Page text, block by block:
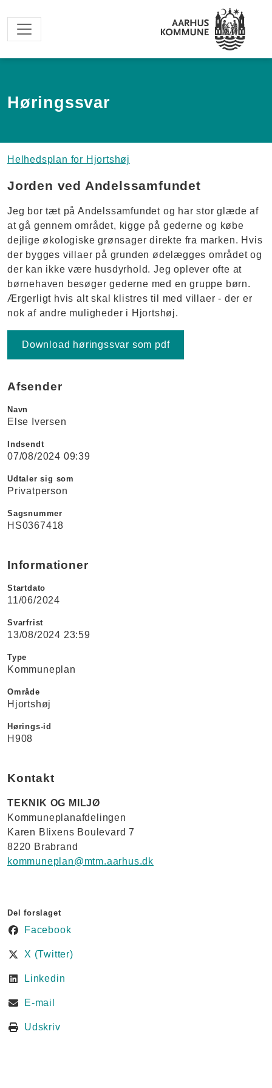
Høringssvar
Helhedsplan for Hjortshøj
Jorden ved Andelssamfundet
Jeg bor tæt på Andelssamfundet og har stor glæde af
at gå gennem området, kigge på gederne og købe
dejlige økologiske grønsager direkte fra marken. Hvis
der bygges villaer på grunden ødelægges området og
der kan ikke være husdyrhold. Jeg oplever ofte at
børnehaven besøger gederne med en gruppe børn.
Ærgerligt hvis alt skal klistres til med villaer - der er
nok af andre muligheder i Hjortshøj.
Download høringssvar som pdf
Afsender
Navn
Else Iversen
Indsendt
07/08/2024 09:39
Udtaler sig som
Privatperson
Sagsnummer
HS0367418
Informationer
Startdato
11/06/2024
Svarfrist
13/08/2024 23:59
Type
Kommuneplan
Område
Hjortshøj
Hørings-id
H908
Kontakt
TEKNIK OG MILJØ
Kommuneplanafdelingen
Karen Blixens Boulevard 7
8220 Brabrand
kommuneplan@mtm.aarhus.dk
Del forslaget
Facebook
X (Twitter)
Linkedin
E-mail
Udskriv